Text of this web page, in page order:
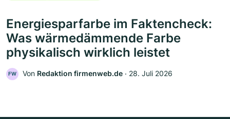
Energiesparfarbe im Faktencheck:
Was wärmedämmende Farbe
physikalisch wirklich leistet
FW Von Redaktion firmenweb.de ‧ 28. Juli 2026